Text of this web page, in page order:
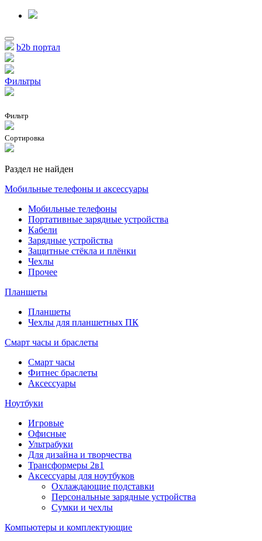
b2b портал
Фильтры
Фильтр
Сортировка
Раздел не найден
Мобильные телефоны и аксессуары
Мобильные телефоны
Портативные зарядные устройства
Кабели
Зарядные устройства
Защитные стёкла и плёнки
Чехлы
Прочее
Планшеты
Планшеты
Чехлы для планшетных ПК
Смарт часы и браслеты
Смарт часы
Фитнес браслеты
Аксессуары
Ноутбуки
Игровые
Офисные
Ультрабуки
Для дизайна и творчества
Трансформеры 2в1
Аксессуары для ноутбуков
Охлаждающие подставки
Персональные зарядные устройства
Сумки и чехлы
Компьютеры и комплектующие